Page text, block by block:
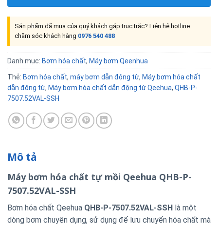
Sản phẩm đã mua của quý khách gặp trục trặc? Liên hệ hotline
chăm sóc khách hàng 0976 540 488
Danh mục: Bơm hóa chất, Máy bơm Qeenhua
Thẻ: Bơm hóa chất, máy bơm dẫn động từ, Máy bơm hóa chất
dẫn động từ, Máy bơm hóa chất dẫn động từ Qeehua, QHB-P-
7507.52VAL-SSH
Mô tả
Máy bơm hóa chất tự mồi Qeehua QHB-P-
7507.52VAL-SSH
Bơm hóa chất Qeehua QHB-P-7507.52VAL-SSH là một
dòng bơm chuyên dụng, sử dụng để lưu chuyển hóa chất mà